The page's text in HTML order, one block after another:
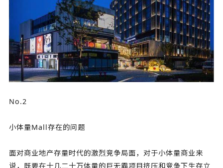
No.2
小体量Mall存在的问题
面对商业地产存量时代的激烈竞争局面，对于小体量商业来
说，既要在十几二十万体量的巨无霸项目挤压和竞争下生存立